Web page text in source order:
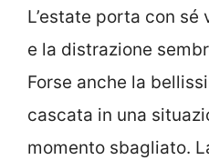
L’estate porta con
e la distrazione
Forse anche la
cascata in una
momento sbagliato.